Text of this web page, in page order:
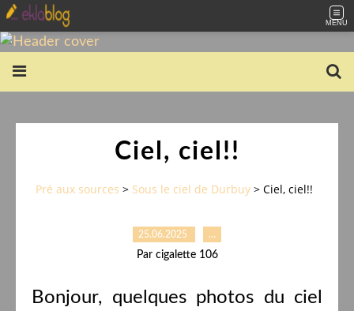
MENU
Ciel, ciel!!
Pré aux sources > Sous le ciel de Durbuy > Ciel, ciel!!
25.06.2025 …
Par cigalette 106
Bonjour, quelques photos du ciel